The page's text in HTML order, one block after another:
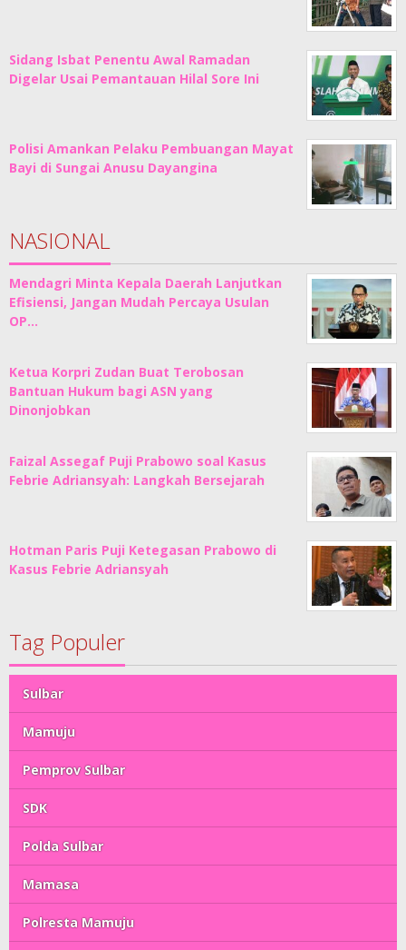
Sidang Isbat Penentu Awal Ramadan
Digelar Usai Pemantauan Hilal Sore Ini
Polisi Amankan Pelaku Pembuangan Mayat
Bayi di Sungai Anusu Dayangina
NASIONAL
Mendagri Minta Kepala Daerah Lanjutkan
Efisiensi, Jangan Mudah Percaya Usulan
OP…
Ketua Korpri Zudan Buat Terobosan
Bantuan Hukum bagi ASN yang
Dinonjobkan
Faizal Assegaf Puji Prabowo soal Kasus
Febrie Adriansyah: Langkah Bersejarah
Hotman Paris Puji Ketegasan Prabowo di
Kasus Febrie Adriansyah
Tag Populer
Sulbar
Mamuju
Pemprov Sulbar
SDK
Polda Sulbar
Mamasa
Polresta Mamuju